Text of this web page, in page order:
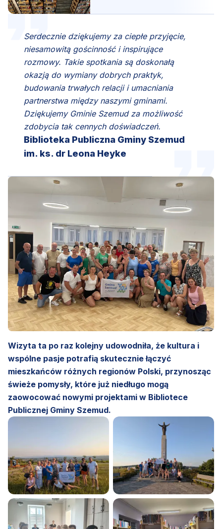
Serdecznie dziękujemy za ciepłe przyjęcie,
niesamowitą gościnność i inspirujące
rozmowy. Takie spotkania są doskonałą
okazją do wymiany dobrych praktyk,
budowania trwałych relacji i umacniania
partnerstwa między naszymi gminami.
Dziękujemy Gminie Szemud za możliwość
zdobycia tak cennych doświadczeń.
Biblioteka Publiczna Gminy Szemud
im. ks. dr Leona Heyke
Wizyta ta po raz kolejny udowodniła, że kultura i
wspólne pasje potrafią skutecznie łączyć
mieszkańców różnych regionów Polski, przynosząc
świeże pomysły, które już niedługo mogą
zaowocować nowymi projektami w Bibliotece
Publicznej Gminy Szemud.